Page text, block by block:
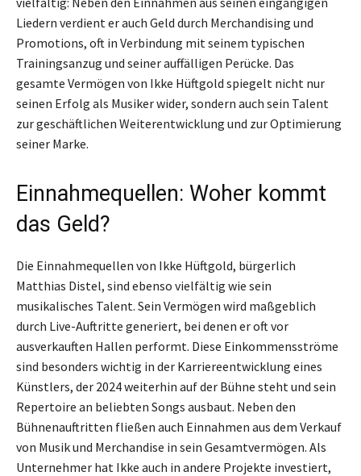
Liedern verdient er auch Geld durch Merchandising und
Promotions, oft in Verbindung mit seinem typischen
Trainingsanzug und seiner auffälligen Perücke. Das
gesamte Vermögen von Ikke Hüftgold spiegelt nicht nur
seinen Erfolg als Musiker wider, sondern auch sein Talent
zur geschäftlichen Weiterentwicklung und zur Optimierung
seiner Marke.
Einnahmequellen: Woher kommt
das Geld?
Die Einnahmequellen von Ikke Hüftgold, bürgerlich
Matthias Distel, sind ebenso vielfältig wie sein
musikalisches Talent. Sein Vermögen wird maßgeblich
durch Live-Auftritte generiert, bei denen er oft vor
ausverkauften Hallen performt. Diese Einkommensströme
sind besonders wichtig in der Karriereentwicklung eines
Künstlers, der 2024 weiterhin auf der Bühne steht und sein
Repertoire an beliebten Songs ausbaut. Neben den
Bühnenauftritten fließen auch Einnahmen aus dem Verkauf
von Musik und Merchandise in sein Gesamtvermögen. Als
Unternehmer hat Ikke auch in andere Projekte investiert,